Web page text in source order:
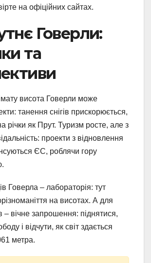
на офіційних сайтах.
Говерли:
та
висота Говерли може
танення снігів прискорюється,
річки як Прут. Туризм росте, але з
проекти з відновлення
ЄС, роблячи гору
Говерла – лабораторія: тут
на висотах. А для
– вічне запрошення: піднятися,
і відчути, як світ здається
метра.